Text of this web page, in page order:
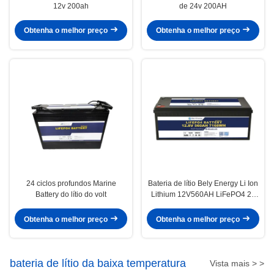
12v 200ah
Obtenha o melhor preço
de 24v 200AH
Obtenha o melhor preço
24 ciclos profundos Marine
Battery do lítio do volt
Obtenha o melhor preço
Bateria de lítio Bely Energy Li Ion
Lithium 12V560AH LiFePO4 24
campistas
Obtenha o melhor preço
bateria de lítio da baixa temperatura Vista mais > >